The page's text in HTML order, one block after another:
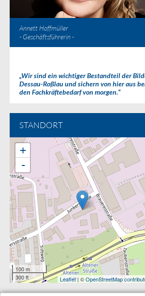
Annett Hoffmüller
- Geschäftsführerin -
„Wir sind ein wichtiger Bestandteil der
Dessau-Roßlau und sichern von hier aus
den Fachkräftebedarf von morgen.“
STANDORT
+
-
100 m
300 ft
Leaflet| ©OpenStreetMap